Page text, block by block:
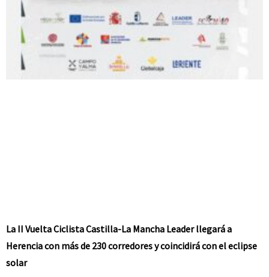
La II Vuelta Ciclista Castilla-La Mancha Leader llegará a
Herencia con más de 230 corredores y coincidirá con el eclipse
solar